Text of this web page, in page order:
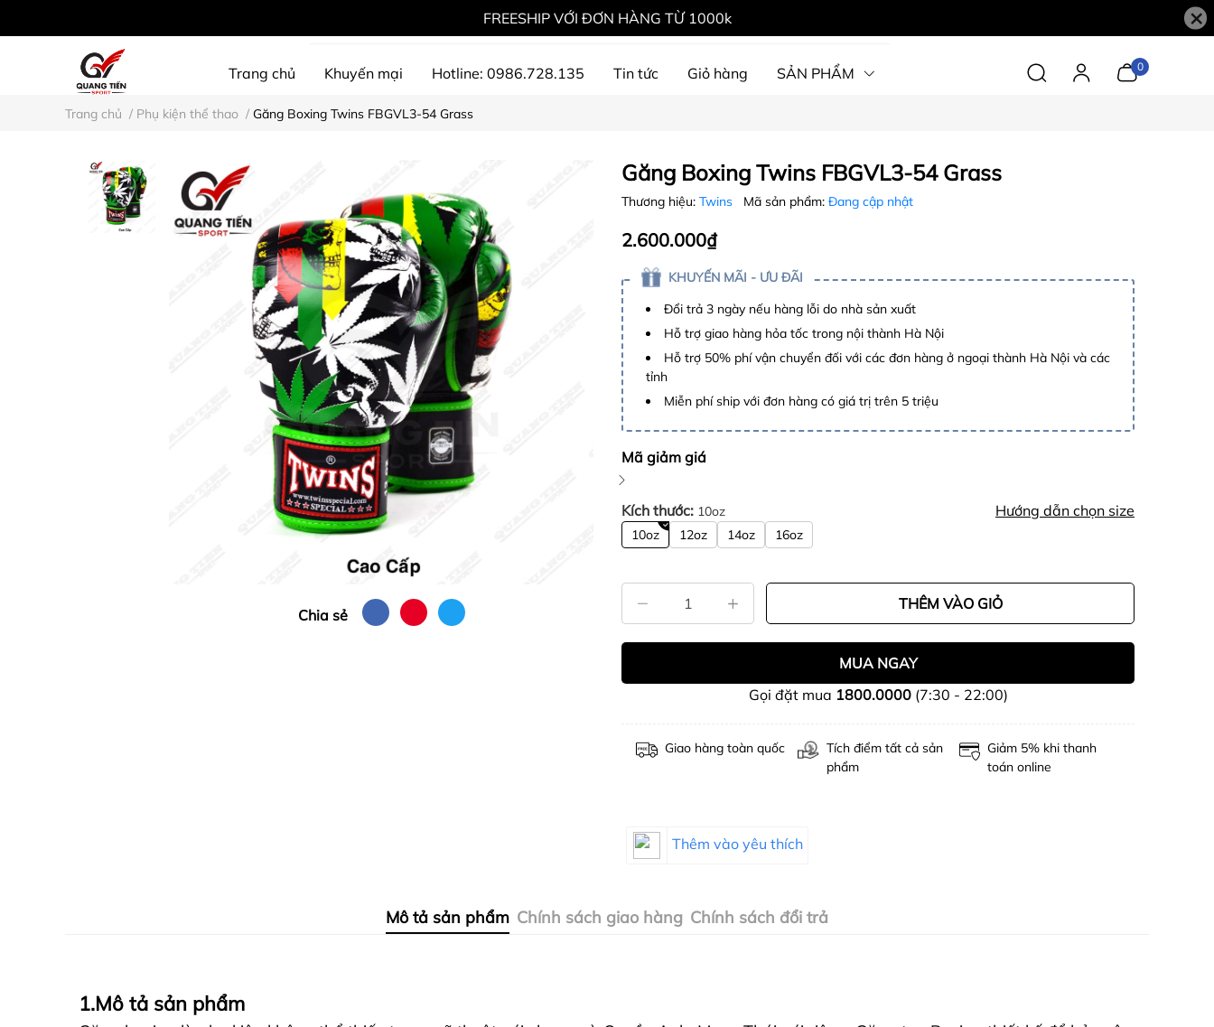
FREESHIP VỚI ĐƠN HÀNG TỪ 1000k ×
Trang chủ Khuyến mại Hotline: 0986.728.135 Tin tức Giỏ hàng SẢN PHẨM 0
Trang chủ / Phụ kiện thể thao / Găng Boxing Twins FBGVL3-54 Grass
Chia sẻ
Găng Boxing Twins FBGVL3-54 Grass
Thương hiệu: Twins Mã sản phẩm: Đang cập nhật
2.600.000₫
KHUYẾN MÃI - ƯU ĐÃI
Đổi trả 3 ngày nếu hàng lỗi do nhà sản xuất
Hỗ trợ giao hàng hỏa tốc trong nội thành Hà Nội
Hỗ trợ 50% phí vận chuyển đối với các đơn hàng ở ngoại thành Hà Nội và các
tỉnh
Miễn phí ship với đơn hàng có giá trị trên 5 triệu
Mã giảm giá
Kích thước: 10oz Hướng dẫn chọn size
10oz 12oz 14oz 16oz
THÊM VÀO GIỎ
MUA NGAY
Gọi đặt mua 1800.0000(7:30 - 22:00)
Giao hàng toàn quốc
Tích điểm tất cả sản
phẩm
Giảm 5% khi thanh
toán online
Thêm vào yêu thích
Mô tả sản phẩm Chính sách giao hàng Chính sách đổi trả
1.Mô tả sản phẩm